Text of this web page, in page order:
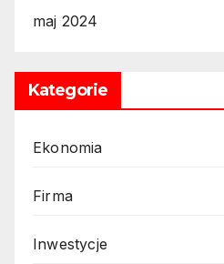
maj 2024
Kategorie
Ekonomia
Firma
Inwestycje